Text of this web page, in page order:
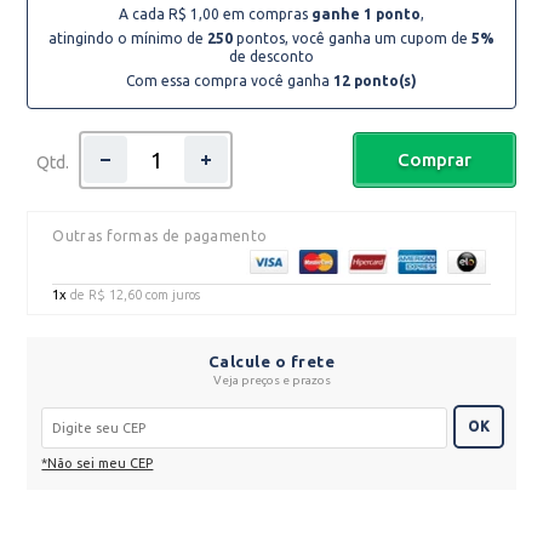
A cada R$ 1,00 em compras ganhe 1 ponto,
atingindo o mínimo de 250 pontos, você ganha um cupom de 5%
de desconto
Com essa compra você ganha 12 ponto(s)
Qtd. Comprar
Outras formas de pagamento
1xde R$ 12,60 com juros
Calcule o frete
Veja preços e prazos
OK
*Não sei meu CEP